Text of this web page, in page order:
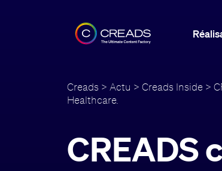
Creads > Actu >Creads Inside >
Healthcare.
CREADS